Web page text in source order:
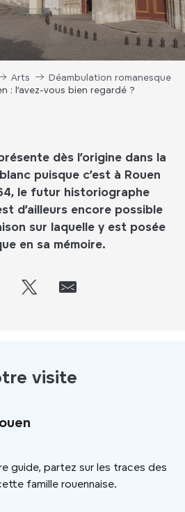
Arts
Déambulation romanesque
: l’avez-vous bien regardé ?
dès l’origine dans la
puisque c’est à Rouen
le futur historiographe
d’ailleurs encore possible
sur laquelle y est posée
en sa mémoire.
visite
guide, partez sur les traces des
famille rouennaise.